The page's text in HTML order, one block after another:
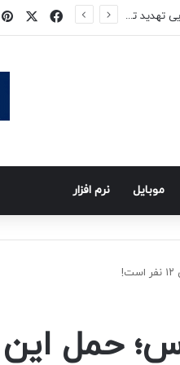
فیسبوک
ایکس
موبايل نرم افزار
حمل‌ این